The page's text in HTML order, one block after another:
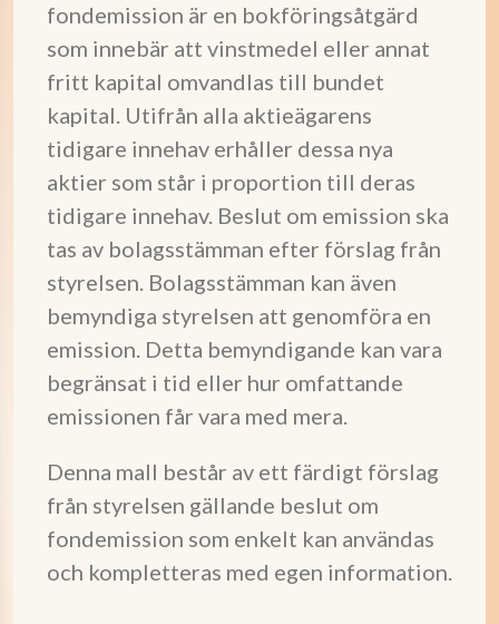
fondemission är en bokföringsåtgärd
som innebär att vinstmedel eller annat
fritt kapital omvandlas till bundet
kapital. Utifrån alla aktieägarens
tidigare innehav erhåller dessa nya
aktier som står i proportion till deras
tidigare innehav. Beslut om emission ska
tas av bolagsstämman efter förslag från
styrelsen. Bolagsstämman kan även
bemyndiga styrelsen att genomföra en
emission. Detta bemyndigande kan vara
begränsat i tid eller hur omfattande
emissionen får vara med mera.
Denna mall består av ett färdigt förslag
från styrelsen gällande beslut om
fondemission som enkelt kan användas
och kompletteras med egen information.